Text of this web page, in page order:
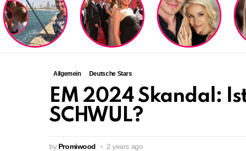
Allgemein Deutsche Stars
EM 2024 Skandal:
SCHWUL?
by Promiwood 2 years ago